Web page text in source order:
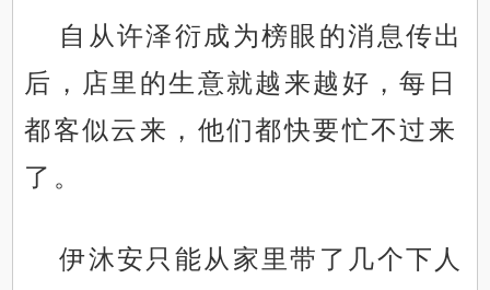
自从许泽衍成为榜眼的消息传出
后，店里的生意就越来越好，每日
都客似云来，他们都快要忙不过来
了。
伊沐安只能从家里带了几个下人